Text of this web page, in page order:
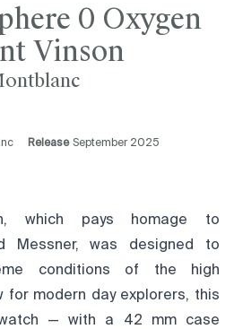
0 Oxygen
Vinson
Release September 2025
which pays homage to
Messner, was designed to
conditions of the high
for modern day explorers, this
— with a 42 mm case